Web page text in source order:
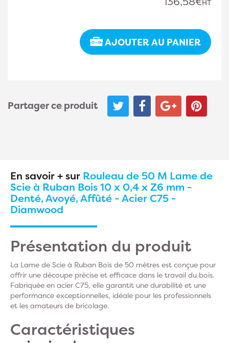
HT
AJOUTER AU PANIER
Partager ce produit
En savoir + sur Rouleau de 50 M Lame de
Scie à Ruban Bois 10 x 0,4 x Z6 mm -
Denté, Avoyé, Affûté - Acier C75 -
Diamwood
Présentation du produit
La Lame de Scie à Ruban Bois de 50 mètres est conçue pour
offrir une découpe précise et efficace dans le travail du bois.
Fabriquée en acier C75, elle garantit une durabilité et une
performance exceptionnelles, idéale pour les professionnels
et les amateurs de bricolage.
Caractéristiques